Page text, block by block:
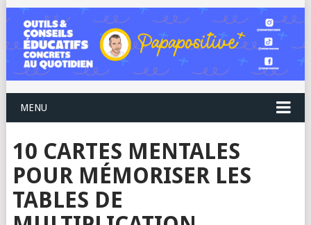
MENU
10 CARTES MENTALES
POUR MÉMORISER LES
TABLES DE